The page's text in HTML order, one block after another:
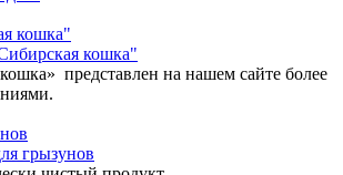
кошка"
представлен на нашем сайте более
грызунов